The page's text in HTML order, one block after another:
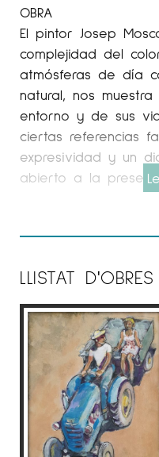
OBRA
El pintor Josep
complejidad del
atmósferas de día
natural, nos
entorno y de sus
ciertas referencias
expresividad y un
abierto a la
alternan las vistas
un enamorado de
inmediaciones
entornos
de Cadaqués,
Josep Moscardó
actualmente
la poética de lo
describir
LLISTAT D'OBRES